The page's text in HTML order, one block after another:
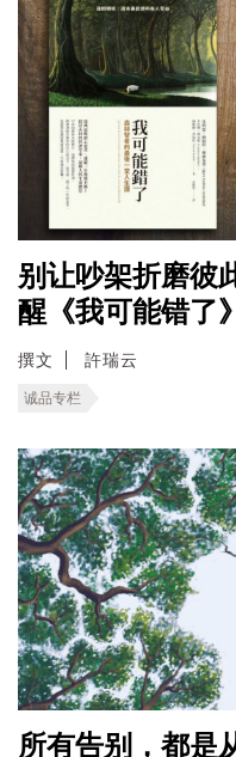
别让吵架折磨彼
醒《我可能错了
撰文 許瑞云
诚品专栏
所有告别，都是